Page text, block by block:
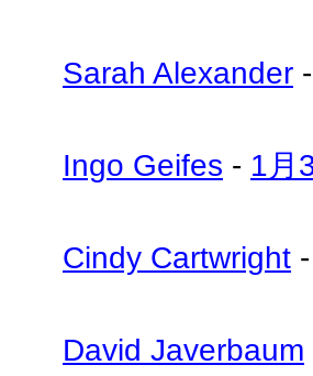
Sarah Alexander
Ingo Geifes - 1月
Cindy Cartwright
David Javerbaum